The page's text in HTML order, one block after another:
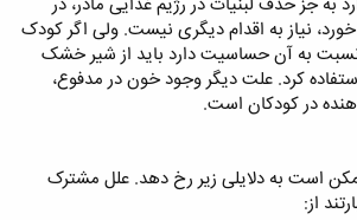
نیاز به اقدام دیگری نیست. ولی اگر کودک
به آن حساسیت دارد باید از شیر خشک‌
کرد. علت دیگر وجود خون در مدفوع،
در کودکان است.
است به دلایلی زیر رخ دهد. علل مشترک
از: